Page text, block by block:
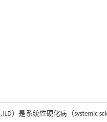
）是系统性硬化病（systemic